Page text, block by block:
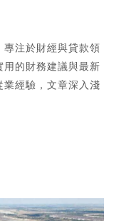
注於財經與貸款領
的財務建議與最新
經驗，文章深入淺